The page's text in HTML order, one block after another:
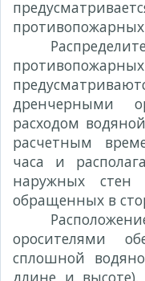
противопожарных
дренчерными
расходом
расчетным
часа и
наружных стен
обращенных в
оросителями
сплошной
длине и